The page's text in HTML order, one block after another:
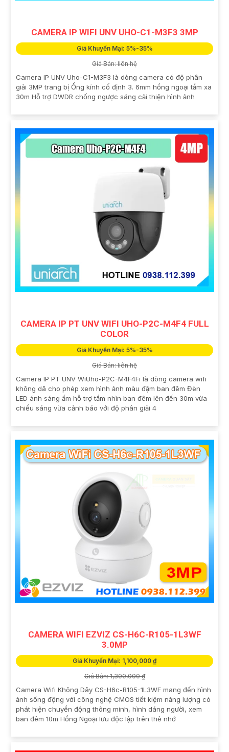
CAMERA IP WIFI UNV UHO-C1-M3F3 3MP
Giá Khuyến Mại: 5%-35%
Giá Bán: liên hệ
Camera IP UNV Uho-C1-M3F3 là dòng camera có độ phân
giải 3MP trang bị Ống kính cố định 3. 6mm hồng ngoại tầm xa
30m Hỗ trợ DWDR chống ngược sáng cải thiện hình ảnh
CAMERA IP PT UNV WIFI UHO-P2C-M4F4 FULL
COLOR
Giá Khuyến Mại: 5%-35%
Giá Bán: liên hệ
Camera IP PT UNV WiUho-P2C-M4F4Fi là dòng camera wifi
không dâ cho phép xem hình ảnh màu đậm ban đêm Đèn
LED ánh sáng ấm hỗ trợ tầm nhìn ban đêm lên đến 30m vừa
chiếu sáng vừa cảnh báo với độ phân giải 4
CAMERA WIFI EZVIZ CS-H6C-R105-1L3WF
3.0MP
Giá Khuyến Mại: 1,100,000 ₫
Giá Bán: 1,300,000 ₫
Camera Wifi Không Dây CS-H6c-R105-1L3WF mang đến hình
ảnh sống động với công nghệ CMOS tiết kiệm năng lượng có
phát hiện chuyển động thông minh, hình dáng người, xem
ban đêm 10m Hồng Ngoại lưu độc lập trên thẻ nhớ